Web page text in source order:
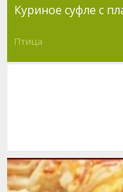
Куриное суфле с
Птица